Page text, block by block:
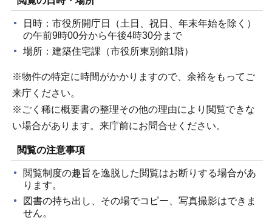
日時：市役所開庁日（土日、祝日、年末年始を除く）
の午前9時00分から午後4時30分まで
場所：建築住宅課（市役所東別館1階）
※物件の特定に時間がかかりますので、余裕をもってご
来庁ください。
※ごく稀に概要書の整理その他の理由により閲覧できな
い場合があります。来庁前にお問合せください。
閲覧の注意事項
閲覧制度の趣旨を逸脱した閲覧はお断りする場合があ
ります。
図書の持ち出し、その場でコピー、写真撮影はできま
せん。